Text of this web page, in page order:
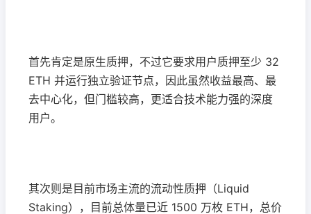
首先肯定是原生质押，不过它要求用户质押至少 32
ETH 并运行独立验证节点，因此虽然收益最高、最
去中心化，但门槛较高，更适合技术能力强的深度
用户。
其次则是目前市场主流的流动性质押（Liquid
Staking），目前总体量已近 1500 万枚 ETH，总价